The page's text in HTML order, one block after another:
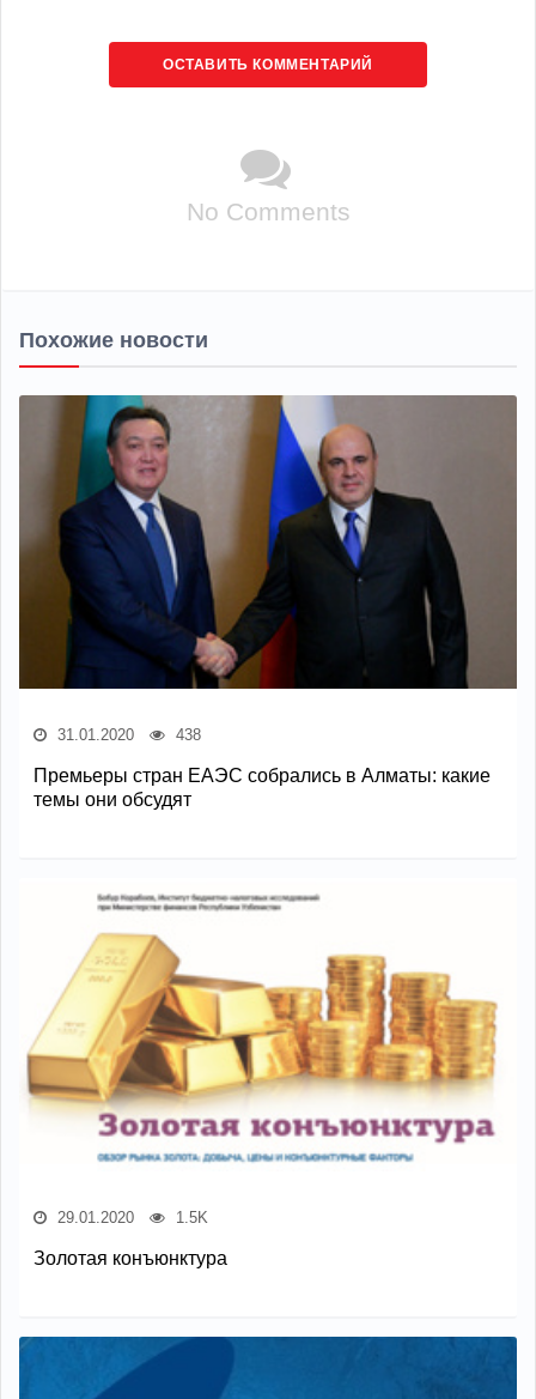
ОСТАВИТЬ КОММЕНТАРИЙ
No Comments
Похожие новости
31.01.2020 438
Премьеры стран ЕАЭС собрались в Алматы: какие
темы они обсудят
29.01.2020 1.5K
Золотая конъюнктура